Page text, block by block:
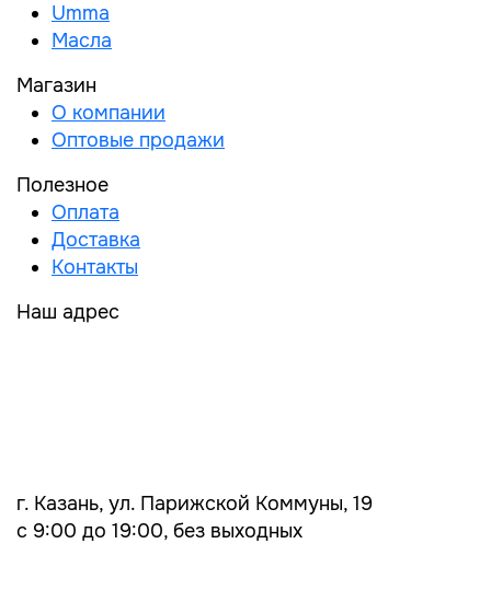
Umma
Масла
Магазин
О компании
Оптовые продажи
Полезное
Оплата
Доставка
Контакты
Наш адрес
г. Казань, ул. Парижской Коммуны, 19
с 9:00 до 19:00, без выходных